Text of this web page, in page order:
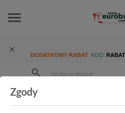
DODATKOWY RABAT KOD: RABAT
Męskie
Półbuty
Zgody